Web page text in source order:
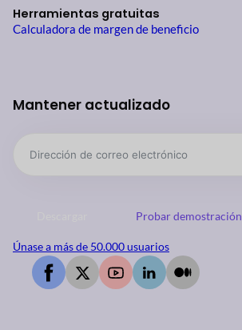
Herramientas gratuitas
Calculadora de margen de beneficio
Mantener actualizado
Probar demostración
Únase a más de 50.000 usuarios